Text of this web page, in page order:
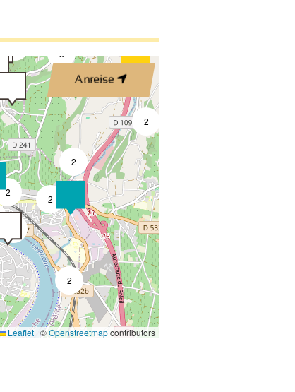
Anreise
2
2
2
2
2
3
Leaflet | ©Openstreetmapcontributors